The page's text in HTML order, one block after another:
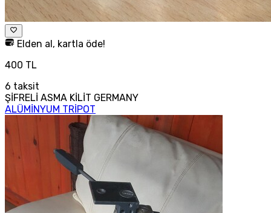
Elden al, kartla öde!
400 TL
6 taksit
ŞİFRELİ ASMA KİLİT GERMANY
ALÜMİNYUM TRİPOT